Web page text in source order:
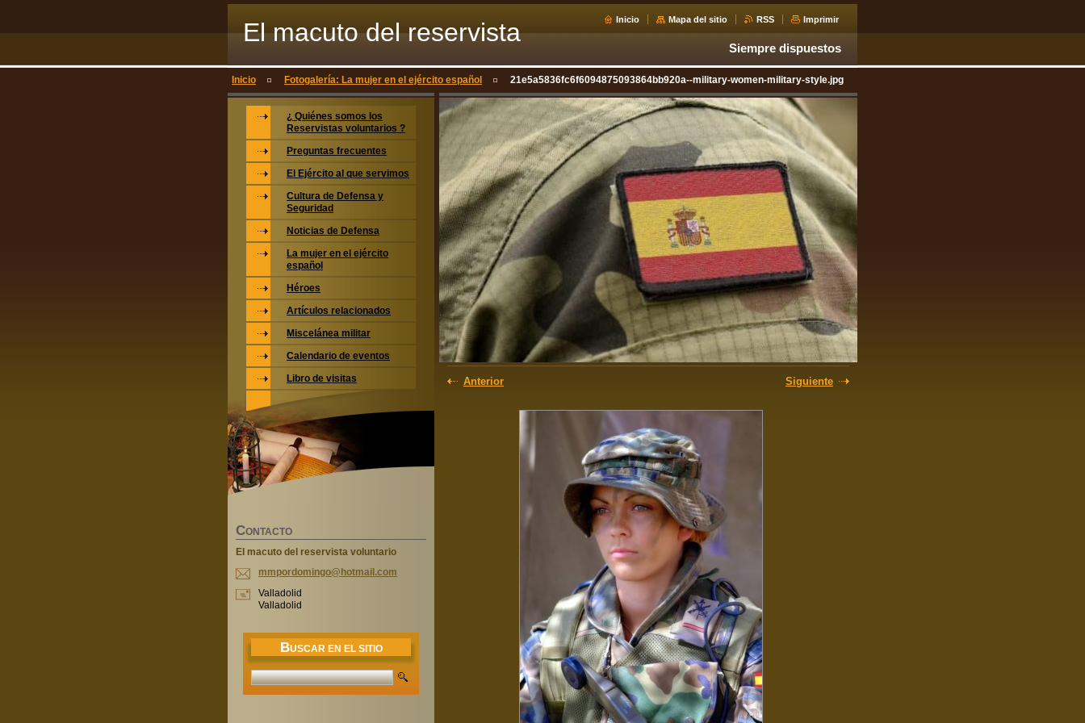
El macuto del reservista
voluntario
Inicio Mapa del sitio RSS Imprimir
Siempre dispuestos
Inicio Fotogalería: La mujer en el ejército español 21e5a5836fc6f6094875093864bb920a--military-women-military-style.jpg
Anterior Siguiente
¿ Quiénes somos los
Reservistas voluntarios ?
Preguntas frecuentes
El Ejército al que servimos
Cultura de Defensa y
Seguridad
Noticias de Defensa
La mujer en el ejército
español
Héroes
Artículos relacionados
Miscelánea militar
Calendario de eventos
Libro de visitas
CONTACTO
El macuto del reservista voluntario
mmpordomingo@hotmail.com
Valladolid
Valladolid
BUSCAR EN EL SITIO